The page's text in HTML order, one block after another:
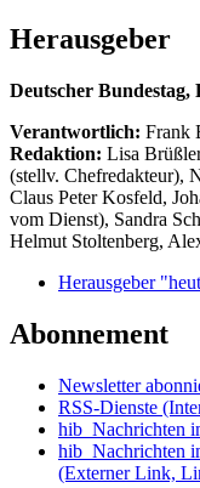
Herausgeber
Deutscher Bundestag,
Verantwortlich: Frank
Redaktion: Lisa
(stellv. Chefredakteur),
Claus Peter Kosfeld,
vom Dienst), Sandra
Helmut Stoltenberg,
Herausgeber
Abonnement
Newsletter
RSS-Dienste
hib_Nachrichten
hib_Nachrichten
(Externer Link,